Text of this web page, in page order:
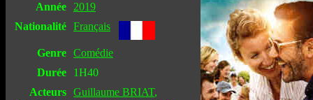
Année
2019
Nationalité Français
Genre Comédie
Durée
1H40
Acteurs Guillaume BRIAT,